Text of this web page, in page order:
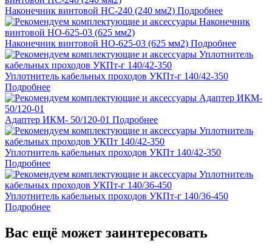
Наконечник винтовой НС-240 (240 мм2) Подробнее
Наконечник винтовой НО-625-03 (625 мм2) Подробнее
Уплотнитель кабельных проходов УКПт-г 140/42-350
Подробнее
Адаптер ИКМ- 50/120-01 Подробнее
Уплотнитель кабельных проходов УКПт 140/42-350
Подробнее
Уплотнитель кабельных проходов УКПт-г 140/36-450
Подробнее
Вас ещё может заинтересовать